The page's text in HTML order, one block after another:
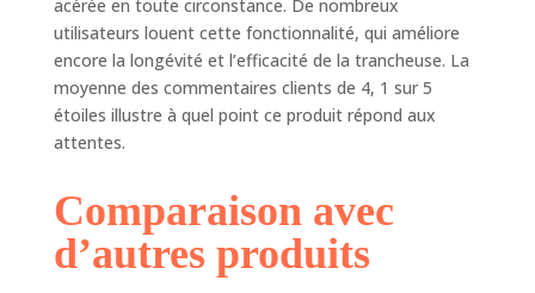
acérée en toute circonstance. De nombreux
utilisateurs louent cette fonctionnalité, qui améliore
encore la longévité et l’efficacité de la trancheuse. La
moyenne des commentaires clients de 4, 1 sur 5
étoiles illustre à quel point ce produit répond aux
attentes.
Comparaison avec
d’autres produits